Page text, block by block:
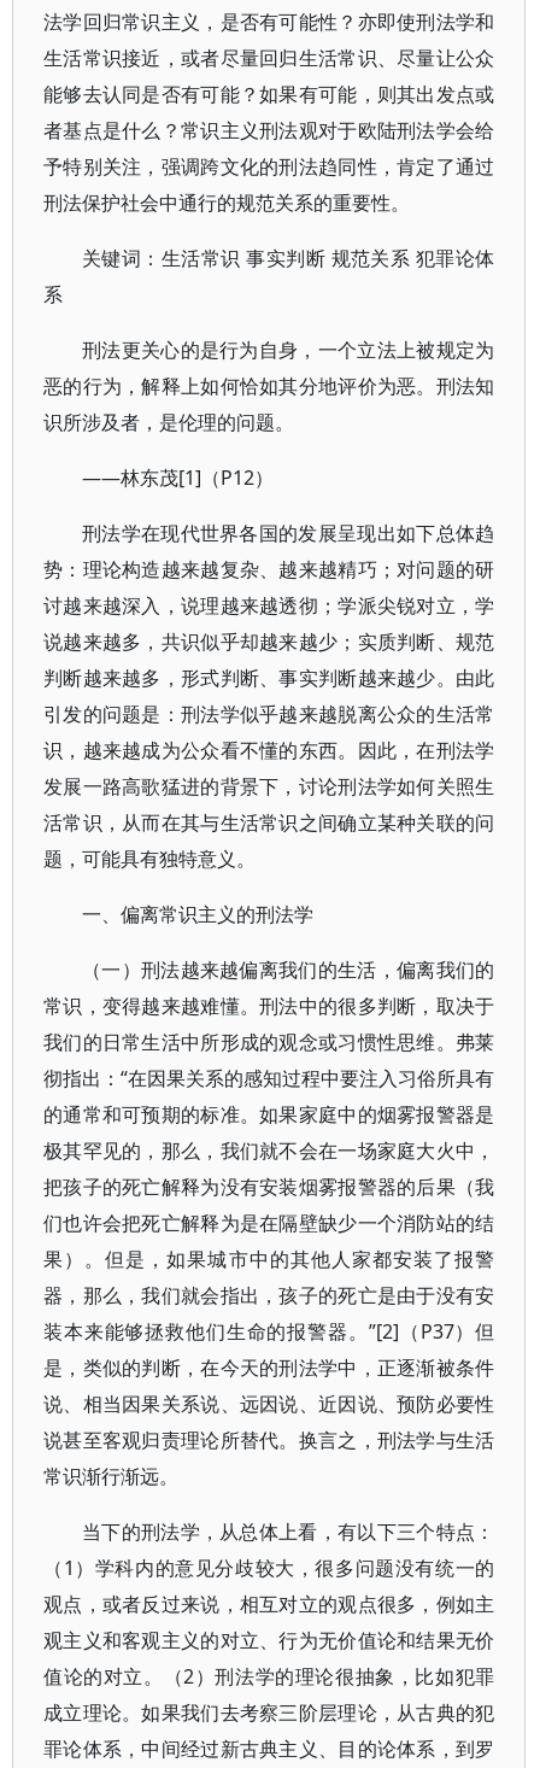
法学回归常识主义，是否有可能性？亦即使刑法学和
生活常识接近，或者尽量回归生活常识、尽量让公众
能够去认同是否有可能？如果有可能，则其出发点或
者基点是什么？常识主义刑法观对于欧陆刑法学会给
予特别关注，强调跨文化的刑法趋同性，肯定了通过
刑法保护社会中通行的规范关系的重要性。
关键词：生活常识 事实判断 规范关系 犯罪论体
系
刑法更关心的是行为自身，一个立法上被规定为
恶的行为，解释上如何恰如其分地评价为恶。刑法知
识所涉及者，是伦理的问题。
——林东茂[1]（P12）
刑法学在现代世界各国的发展呈现出如下总体趋
势：理论构造越来越复杂、越来越精巧；对问题的研
讨越来越深入，说理越来越透彻；学派尖锐对立，学
说越来越多，共识似乎却越来越少；实质判断、规范
判断越来越多，形式判断、事实判断越来越少。由此
引发的问题是：刑法学似乎越来越脱离公众的生活常
识，越来越成为公众看不懂的东西。因此，在刑法学
发展一路高歌猛进的背景下，讨论刑法学如何关照生
活常识，从而在其与生活常识之间确立某种关联的问
题，可能具有独特意义。
一、偏离常识主义的刑法学
（一）刑法越来越偏离我们的生活，偏离我们的
常识，变得越来越难懂。刑法中的很多判断，取决于
我们的日常生活中所形成的观念或习惯性思维。弗莱
彻指出：“在因果关系的感知过程中要注入习俗所具有
的通常和可预期的标准。如果家庭中的烟雾报警器是
极其罕见的，那么，我们就不会在一场家庭大火中，
把孩子的死亡解释为没有安装烟雾报警器的后果（我
们也许会把死亡解释为是在隔壁缺少一个消防站的结
果）。但是，如果城市中的其他人家都安装了报警
器，那么，我们就会指出，孩子的死亡是由于没有安
装本来能够拯救他们生命的报警器。”[2]（P37）但
是，类似的判断，在今天的刑法学中，正逐渐被条件
说、相当因果关系说、远因说、近因说、预防必要性
说甚至客观归责理论所替代。换言之，刑法学与生活
常识渐行渐远。
当下的刑法学，从总体上看，有以下三个特点：
（1）学科内的意见分歧较大，很多问题没有统一的
观点，或者反过来说，相互对立的观点很多，例如主
观主义和客观主义的对立、行为无价值论和结果无价
值论的对立。（2）刑法学的理论很抽象，比如犯罪
成立理论。如果我们去考察三阶层理论，从古典的犯
罪论体系，中间经过新古典主义、目的论体系，到罗